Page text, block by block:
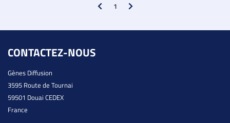
1
CONTACTEZ-NOUS
Gènes Diffusion
3595 Route de Tournai
59501 Douai CEDEX
France